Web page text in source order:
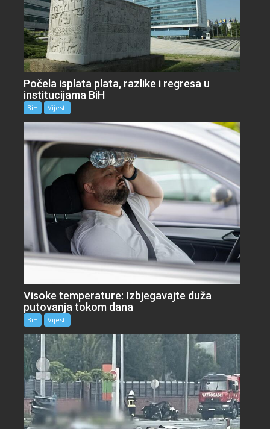
Počela isplata plata, razlike i regresa u
institucijama BiH
BiH Vijesti
Visoke temperature: Izbjegavajte duža
putovanja tokom dana
BiH Vijesti